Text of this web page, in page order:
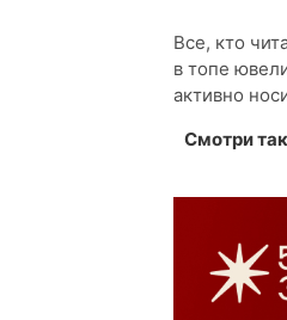
Все, кто
в топе
активно
Смотри